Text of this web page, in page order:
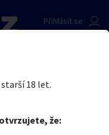
Přihlásit se
Seznamka
Sport a hobby
není aktuální.
18 let.
že: